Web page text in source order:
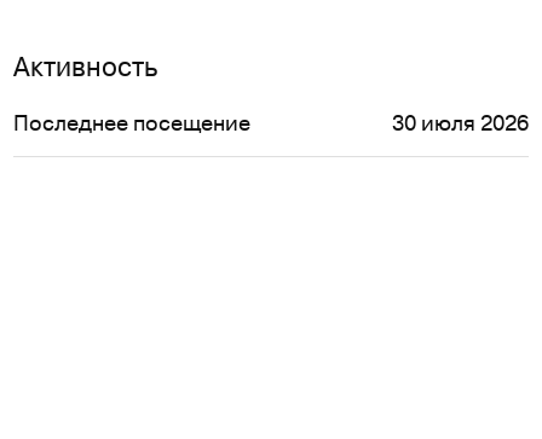
Активность
Последнее посещение 30 июля 2026